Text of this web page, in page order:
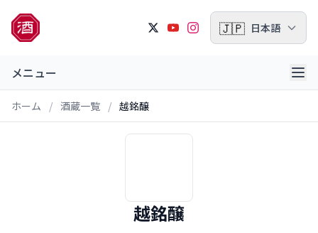
🇯🇵 日本語
メニュー
ホーム / 酒蔵一覧 / 越銘醸
越銘醸